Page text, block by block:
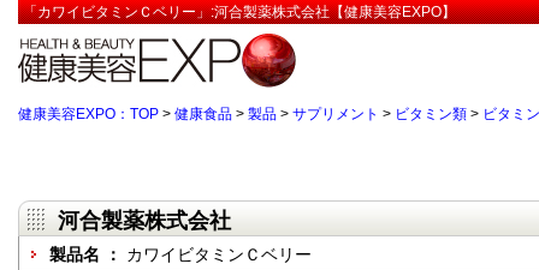
「カワイビタミンＣベリー」:河合製薬株式会社【健康美容EXPO】
健康美容EXPO：TOP > 健康食品 > 製品 > サプリメント > ビタミン類 > ビタミ
河合製薬株式会社
製品名 ： カワイビタミンＣベリー